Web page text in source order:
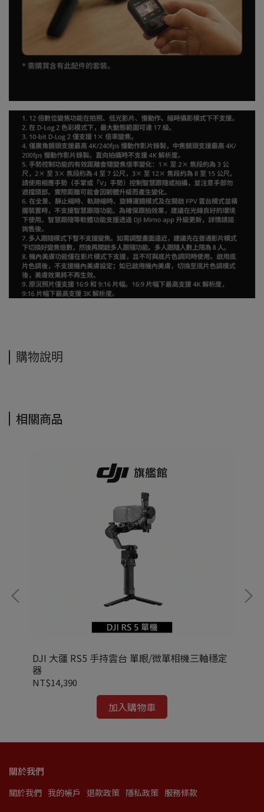
購物說明
相關商品
DJI 大疆 RS5 手持雲台 單眼/微單相機三軸穩定
器
NT$14,390
加入購物車
關於我們
關於我們 我的帳戶 退款政策 隱私政策 服務條款